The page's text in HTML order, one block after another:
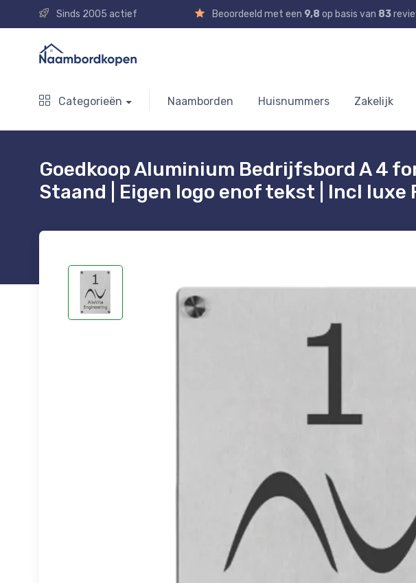
Sinds 2005 actief Beoordeeld met een 9,8 op basis van 83
Categorieën Naamborden Huisnummers Zakelijk
Goedkoop Aluminium Bedrijfsbord A 4
Staand | Eigen logo enof tekst | Incl luxe